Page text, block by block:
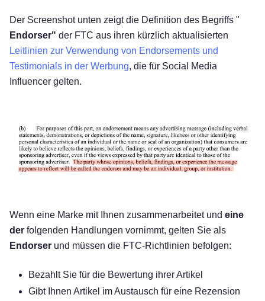
Der Screenshot unten zeigt die Definition des Begriffs "
Endorser" der FTC aus ihren kürzlich aktualisierten
Leitlinien zur Verwendung von Endorsements und
Testimonials in der Werbung, die für Social Media
Influencer gelten.
Wenn eine Marke mit Ihnen zusammenarbeitet und eine
der folgenden Handlungen vornimmt, gelten Sie als
Endorser und müssen die FTC-Richtlinien befolgen:
Bezahlt Sie für die Bewertung ihrer Artikel
Gibt Ihnen Artikel im Austausch für eine Rezension